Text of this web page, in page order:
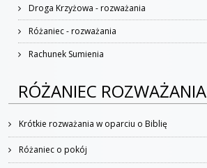
Droga Krzyżowa - rozważania
Różaniec - rozważania
Rachunek Sumienia
RÓŻANIEC ROZWAŻANIA
Krótkie rozważania w oparciu o Biblię
Różaniec o pokój